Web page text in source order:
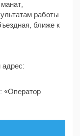
работы
ближе к
адрес:
«Оператор